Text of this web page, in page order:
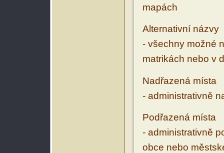
mapách
Alternativní názvy
- všechny možné
matrikách nebo v
Nadřazená místa
- administrativně
Podřazená místa
- administrativně
obce nebo